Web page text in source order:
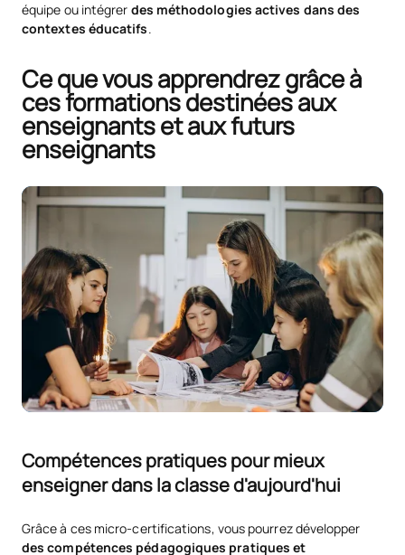
équipe ou intégrer des méthodologies actives dans des
contextes éducatifs.
Ce que vous apprendrez grâce à
ces formations destinées aux
enseignants et aux futurs
enseignants
Compétences pratiques pour mieux
enseigner dans la classe d'aujourd'hui
Grâce à ces micro-certifications, vous pourrez développer
des compétences pédagogiques pratiques et